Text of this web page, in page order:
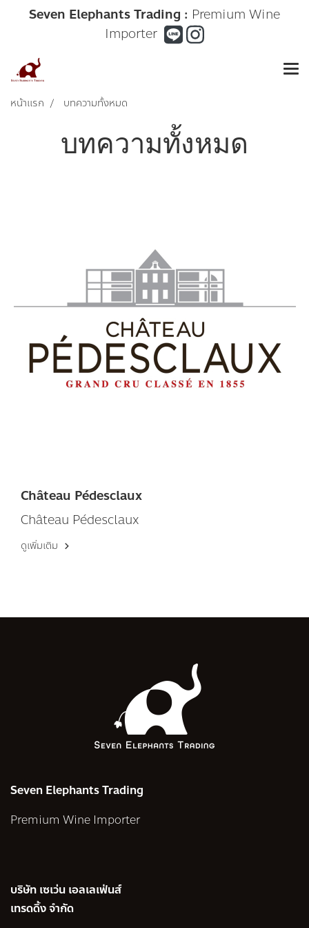
Seven Elephants Trading : Premium Wine
Importer
หน้าแรก บทความทั้งหมด
บทความทั้งหมด
Château Pédesclaux
Château Pédesclaux
ดูเพิ่มเติม
Seven Elephants Trading
Premium Wine Importer
บริษัท เซเว่น เอลเลเฟ่นส์
เทรดดิ้ง จำกัด